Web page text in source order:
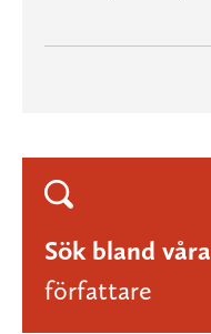
Sök bland våra
författare